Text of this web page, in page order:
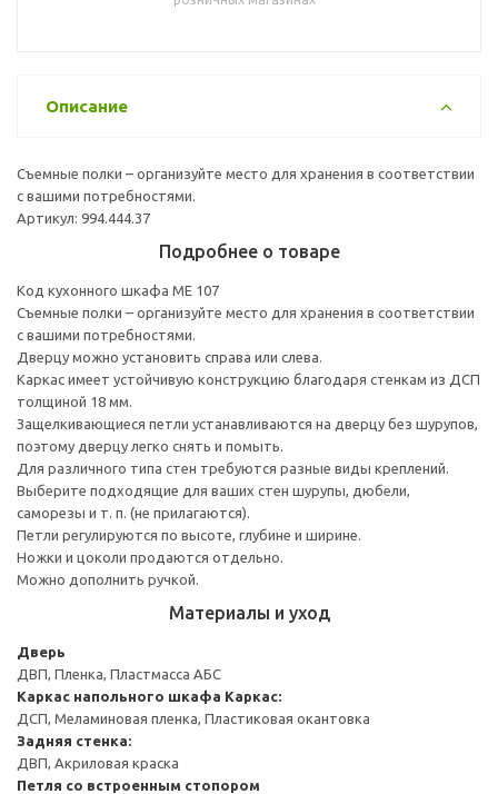
Описание
Съемные полки – организуйте место для хранения в соответствии
с вашими потребностями.
Артикул: 994.444.37
Подробнее о товаре
Код кухонного шкафа ME 107
Съемные полки – организуйте место для хранения в соответствии
с вашими потребностями.
Дверцу можно установить справа или слева.
Каркас имеет устойчивую конструкцию благодаря стенкам из ДСП
толщиной 18 мм.
Защелкивающиеся петли устанавливаются на дверцу без шурупов,
поэтому дверцу легко снять и помыть.
Для различного типа стен требуются разные виды креплений.
Выберите подходящие для ваших стен шурупы, дюбели,
саморезы и т. п. (не прилагаются).
Петли регулируются по высоте, глубине и ширине.
Ножки и цоколи продаются отдельно.
Можно дополнить ручкой.
Материалы и уход
Дверь
ДВП, Пленка, Пластмасса АБС
Каркас напольного шкафа Каркас:
ДСП, Меламиновая пленка, Пластиковая окантовка
Задняя стенка:
ДВП, Акриловая краска
Петля со встроенным стопором